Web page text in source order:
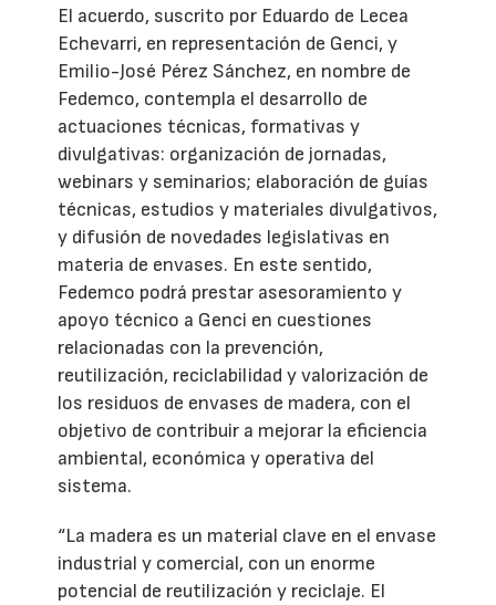
El acuerdo, suscrito por Eduardo de Lecea
Echevarri, en representación de Genci, y
Emilio-José Pérez Sánchez, en nombre de
Fedemco, contempla el desarrollo de
actuaciones técnicas, formativas y
divulgativas: organización de jornadas,
webinars y seminarios; elaboración de guías
técnicas, estudios y materiales divulgativos,
y difusión de novedades legislativas en
materia de envases. En este sentido,
Fedemco podrá prestar asesoramiento y
apoyo técnico a Genci en cuestiones
relacionadas con la prevención,
reutilización, reciclabilidad y valorización de
los residuos de envases de madera, con el
objetivo de contribuir a mejorar la eficiencia
ambiental, económica y operativa del
sistema.
“La madera es un material clave en el envase
industrial y comercial, con un enorme
potencial de reutilización y reciclaje. El